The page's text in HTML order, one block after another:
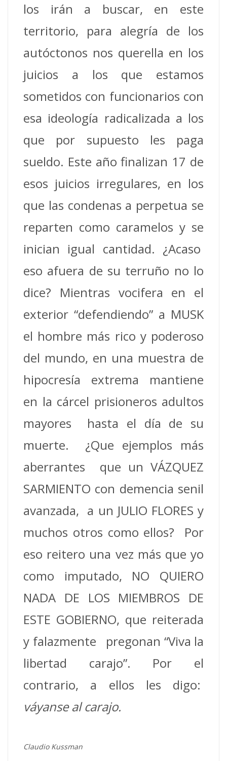
los irán a buscar, en este
territorio, para alegría de los
autóctonos nos querella en los
juicios a los que estamos
sometidos con funcionarios con
esa ideología radicalizada a los
que por supuesto les paga
sueldo. Este año finalizan 17 de
esos juicios irregulares, en los
que las condenas a perpetua se
reparten como caramelos y se
inician igual cantidad. ¿Acaso
eso afuera de su terruño no lo
dice? Mientras vocifera en el
exterior “defendiendo” a MUSK
el hombre más rico y poderoso
del mundo, en una muestra de
hipocresía extrema mantiene
en la cárcel prisioneros adultos
mayores hasta el día de su
muerte. ¿Que ejemplos más
aberrantes que un VÁZQUEZ
SARMIENTO con demencia senil
avanzada, a un JULIO FLORES y
muchos otros como ellos? Por
eso reitero una vez más que yo
como imputado, NO QUIERO
NADA DE LOS MIEMBROS DE
ESTE GOBIERNO, que reiterada
y falazmente pregonan “Viva la
libertad carajo”. Por el
contrario, a ellos les digo:
váyanse al carajo.
Claudio Kussman